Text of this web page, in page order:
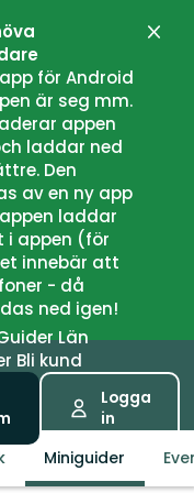
för Android
är seg mm.
appen
laddar ned
Den
av en ny app
laddar
i appen (för
innebär att
- då
ned igen!
Län
Bli kund
Logga
in
skyltade leder
Miniguider